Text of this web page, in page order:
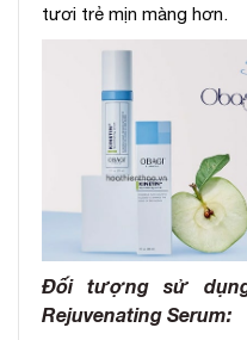
tươi trẻ mịn màng hơn.
Đối tượng sử dụng
Rejuvenating Serum: